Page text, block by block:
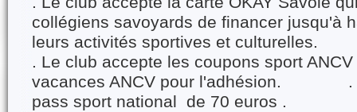
collégiens savoyards de financer jusqu'à
leurs activités sportives et culturelles.
. Le club accepte les coupons sport
vacances ANCV pour l'adhésion. .
pass sport national de 70 euros .